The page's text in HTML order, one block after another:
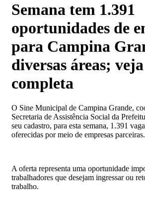
Semana tem 1.391
oportunidades de
para Campina
diversas áreas;
completa
O Sine Municipal de Campina Grande,
Secretaria de Assistência Social da
seu cadastro, para esta semana, 1.391
oferecidas por meio de empresas parceiras.
A oferta representa uma oportunidade
trabalhadores que desejam ingressar ou
trabalho.